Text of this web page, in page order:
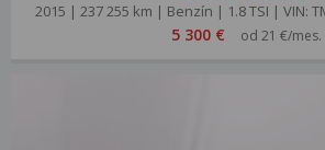
2015 | 237 255 km | Benzín | 1.8 TSI | VIN:
5 300 € od 21 €/mes.